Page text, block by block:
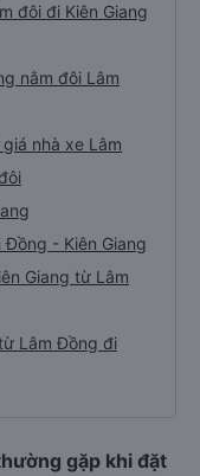
đôi đi Kiên Giang
nằm đôi Lâm
nhà xe Lâm
- Kiên Giang
Giang từ Lâm
Lâm Đồng đi
gặp khi đặt